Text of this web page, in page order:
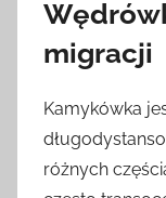
migracji
Kamykówka
różnych